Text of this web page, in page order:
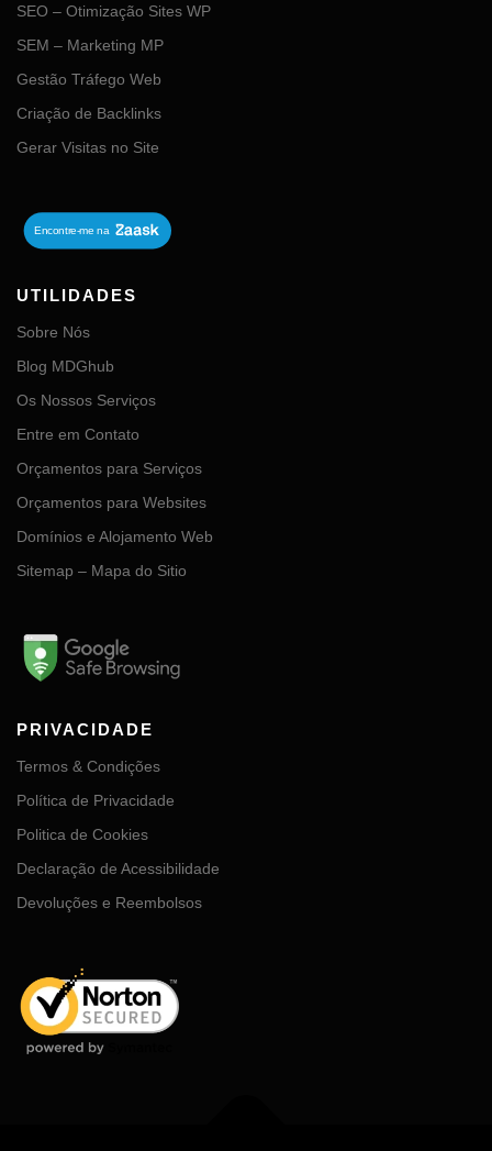
SEO – Otimização Sites WP
SEM – Marketing MP
Gestão Tráfego Web
Criação de Backlinks
Gerar Visitas no Site
UTILIDADES
Sobre Nós
Blog MDGhub
Os Nossos Serviços
Entre em Contato
Orçamentos para Serviços
Orçamentos para Websites
Domínios e Alojamento Web
Sitemap – Mapa do Sitio
PRIVACIDADE
Termos & Condições
Política de Privacidade
Politica de Cookies
Declaração de Acessibilidade
Devoluções e Reembolsos